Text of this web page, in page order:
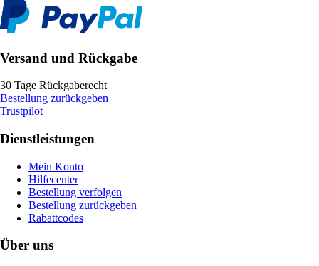
Versand und Rückgabe
30 Tage Rückgaberecht
Bestellung zurückgeben
Trustpilot
Dienstleistungen
Mein Konto
Hilfecenter
Bestellung verfolgen
Bestellung zurückgeben
Rabattcodes
Über uns